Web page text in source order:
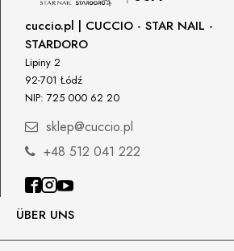
lcenteno@cuccio.com
800 762 6245
Responsible person in the EU
Petar Bangeev
Chakalitsa 2A
+359887430661
Importer
P.H. NEXT Maciej Wojnarowski
ÜBER UNS
cuccio.pl | CUCCIO - STAR NAIL -
STARDORO
Lipiny 2
92-701 Łódź
NIP: 725 000 62 20
sklep@cuccio.pl
+48 512 041 222